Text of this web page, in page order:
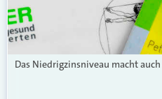
Das Niedrigzinsniveau macht